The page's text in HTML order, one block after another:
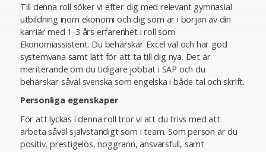
Till denna roll söker vi efter dig med relevant gymnasial
utbildning inom ekonomi och dig som är i början av din
karriär med 1-3 års erfarenhet i roll som
Ekonomiassistent. Du behärskar Excel väl och har god
systemvana samt lätt för att ta till dig nya. Det är
meriterande om du tidigare jobbat i SAP och du
behärskar såväl svenska som engelska i både tal och skrift.
Personliga egenskaper
För att lyckas i denna roll tror vi att du trivs med att
arbeta såväl självständigt som i team. Som person är du
positiv, prestigelös, noggrann, ansvarsfull, samt